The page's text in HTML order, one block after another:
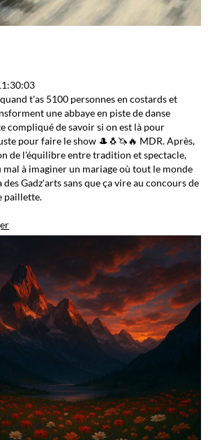
t'as 5100 personnes en costards et
une abbaye en piste de danse
compliqué de savoir si on est là pour
pour faire le show 🎩🐧🦄🔥 MDR. Après,
de l'équilibre entre tradition et spectacle,
mal à imaginer un mariage où tout le monde
Gadz'arts sans que ça vire au concours de
paillette.